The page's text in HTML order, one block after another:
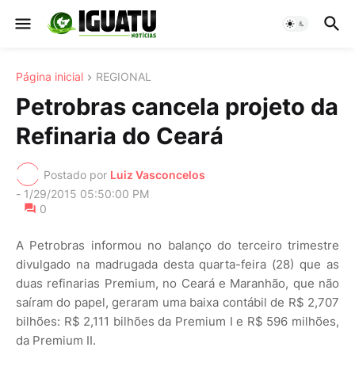
Página inicial REGIONAL
Petrobras cancela projeto da
Refinaria do Ceará
Postado por Luiz Vasconcelos
- 1/29/2015 05:50:00 PM
0
A Petrobras informou no balanço do terceiro trimestre
divulgado na madrugada desta quarta-feira (28) que as
duas refinarias Premium, no Ceará e Maranhão, que não
saíram do papel, geraram uma baixa contábil de R$ 2,707
bilhões: R$ 2,111 bilhões da Premium I e R$ 596 milhões,
da Premium II.